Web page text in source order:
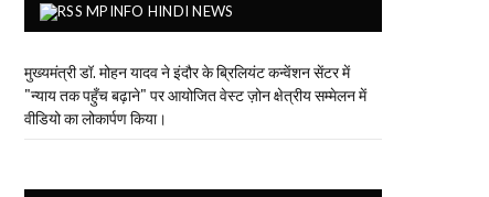
MPINFO HINDI NEWS
मुख्यमंत्री डॉ. मोहन यादव ने इंदौर के ब्रिलियंट कन्वेंशन सेंटर में
"न्याय तक पहुँच बढ़ाने" पर आयोजित वेस्ट ज़ोन क्षेत्रीय सम्मेलन में
वीडियो का लोकार्पण किया।